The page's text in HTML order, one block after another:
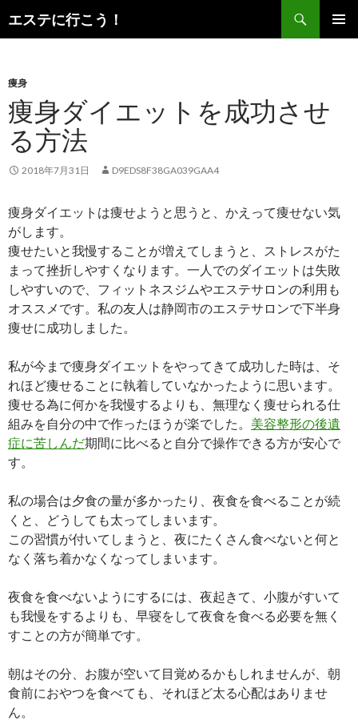
エステに行こう！
索
ン
ツ
へ
ス
キ
ッ
痩身
痩身ダイエットを成功させ
る方法
2018年7月31日 D9EDS8F38GA039GAA4
痩身ダイエットは痩せようと思うと、かえって痩せない気
がします。
痩せたいと我慢することが増えてしまうと、ストレスがた
まって挫折しやすくなります。一人でのダイエットは失敗
しやすいので、フィットネスジムやエステサロンの利用も
オススメです。私の友人は静岡市のエステサロンで下半身
痩せに成功しました。
私が今まで痩身ダイエットをやってきて成功した時は、そ
れほど痩せることに執着していなかったように思います。
痩せる為に何かを我慢するよりも、無理なく痩せられる仕
組みを自分の中で作ったほうが楽でした。 美容整形の後遺
症に苦しんだ期間に比べると自分で操作できる方が安心で
す。
私の場合は夕食の量が多かったり、夜食を食べることが続
くと、どうしても太ってしまいます。
この習慣が付いてしまうと、夜にたくさん食べないと何と
なく落ち着かなくなってしまいます。
夜食を食べないようにするには、夜起きて、小腹がすいて
も我慢をするよりも、早寝をして夜食を食べる必要を無く
すことの方が簡単です。
朝はその分、お腹が空いて目覚めるかもしれませんが、朝
食前におやつを食べても、それほど太る心配はありませ
ん。